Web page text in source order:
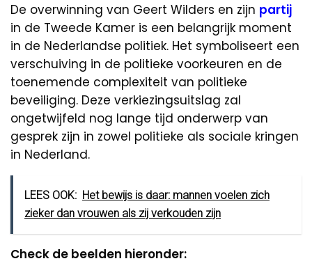
De overwinning van Geert Wilders en zijn partij
in de Tweede Kamer is een belangrijk moment
in de Nederlandse politiek. Het symboliseert een
verschuiving in de politieke voorkeuren en de
toenemende complexiteit van politieke
beveiliging. Deze verkiezingsuitslag zal
ongetwijfeld nog lange tijd onderwerp van
gesprek zijn in zowel politieke als sociale kringen
in Nederland.
LEES OOK: Het bewijs is daar: mannen voelen zich
zieker dan vrouwen als zij verkouden zijn
Check de beelden hieronder: